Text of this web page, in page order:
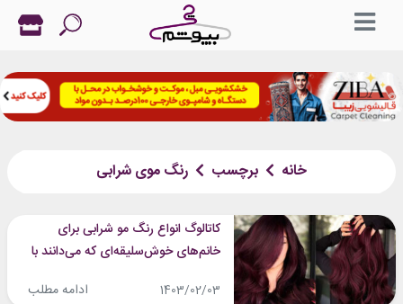
خانه برچسب رنگ موی شرابی
کاتالوگ انواع رنگ مو شرابی برای
خانم‌های خوش‌سلیقه‌ای که می‌دانند با
1403/02/03 ادامه مطلب